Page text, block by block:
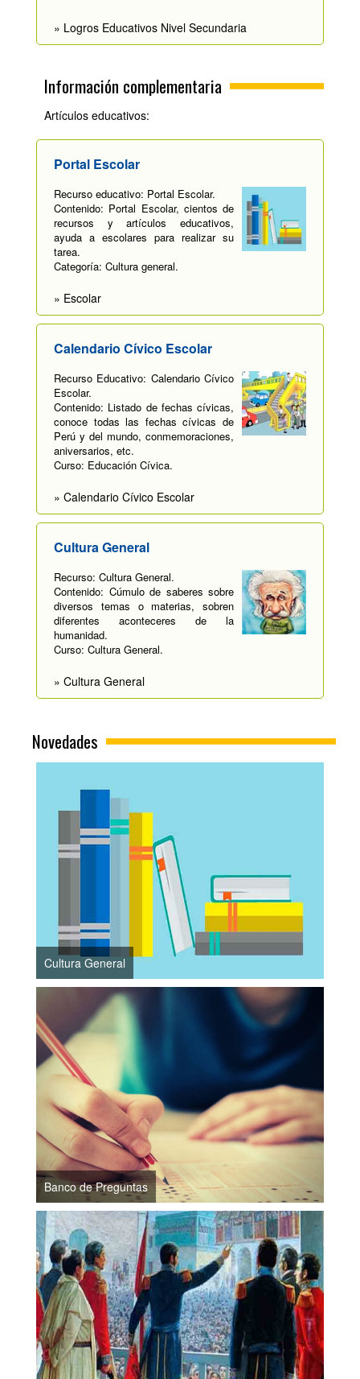
» Logros Educativos Nivel Secundaria
Información complementaria
Artículos educativos:
Portal Escolar
Recurso educativo: Portal Escolar.
Contenido: Portal Escolar, cientos de
recursos y artículos educativos,
ayuda a escolares para realizar su
tarea.
Categoría: Cultura general.
» Escolar
Calendario Cívico Escolar
Recurso Educativo: Calendario Cívico
Escolar.
Contenido: Listado de fechas cívicas,
conoce todas las fechas cívicas de
Perú y del mundo, conmemoraciones,
aniversarios, etc.
Curso: Educación Cívica.
» Calendario Cívico Escolar
Cultura General
Recurso: Cultura General.
Contenido: Cúmulo de saberes sobre
diversos temas o materias, sobren
diferentes aconteceres de la
humanidad.
Curso: Cultura General.
» Cultura General
Novedades
Cultura General
Banco de Preguntas